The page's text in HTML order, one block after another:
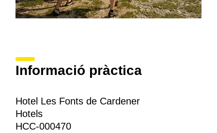
Informació pràctica
Hotel Les Fonts de Cardener
Hotels
HCC-000470